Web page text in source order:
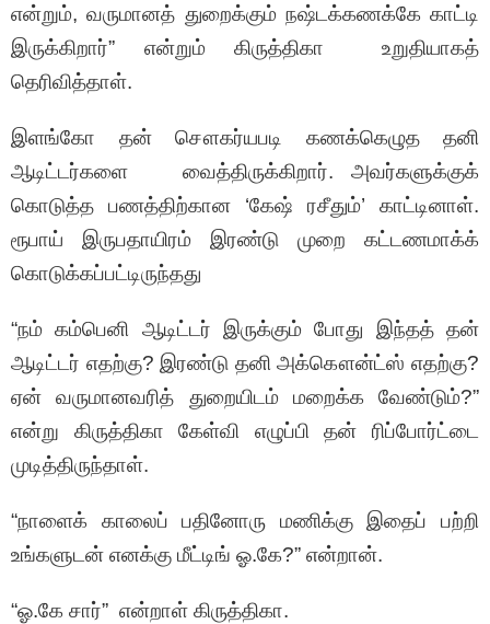
என்றும், வருமானத் துறைக்கும் நஷ்டக்கணக்கே காட்டி
இருக்கிறார்” என்றும் கிருத்திகா உறுதியாகத்
தெரிவித்தாள்.
இளங்கோ தன் சௌகர்யபடி கணக்கெழுத தனி
ஆடிட்டர்களை வைத்திருக்கிறார். அவர்களுக்குக்
கொடுத்த பணத்திற்கான ‘கேஷ் ரசீதும்’ காட்டினாள்.
ரூபாய் இருபதாயிரம் இரண்டு முறை கட்டணமாக்க்
கொடுக்கப்பட்டிருந்தது
“நம் கம்பெனி ஆடிட்டர் இருக்கும் போது இந்தத் தன்
ஆடிட்டர் எதற்கு? இரண்டு தனி அக்கௌன்ட்ஸ் எதற்கு?
ஏன் வருமானவரித் துறையிடம் மறைக்க வேண்டும்?”
என்று கிருத்திகா கேள்வி எழுப்பி தன் ரிப்போர்ட்டை
முடித்திருந்தாள்.
“நாளைக் காலைப் பதினோரு மணிக்கு இதைப் பற்றி
உங்களுடன் எனக்கு மீட்டிங் ஓ.கே?” என்றான்.
“ஓ.கே சார்” என்றாள் கிருத்திகா.